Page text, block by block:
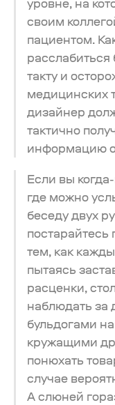
своим
пациентом.
такту и
медицинских
дизайнер
тактично
информацию
Если вы
где можно
беседу двух
тем, как
пытаясь
расценки,
наблюдать за
бульдогами
кружащими
понюхать
случае
А слюней